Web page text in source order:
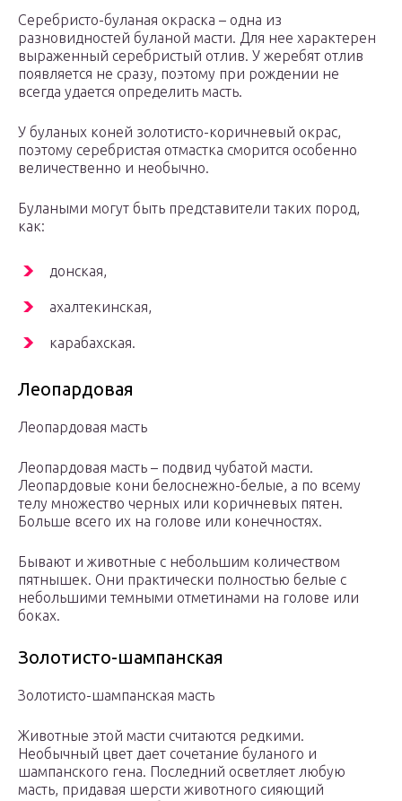
Серебристо-буланая окраска – одна из
разновидностей буланой масти. Для нее характерен
выраженный серебристый отлив. У жеребят отлив
появляется не сразу, поэтому при рождении не
всегда удается определить масть.
У буланых коней золотисто-коричневый окрас,
поэтому серебристая отмастка сморится особенно
величественно и необычно.
Булаными могут быть представители таких пород,
как:
донская,
ахалтекинская,
карабахская.
Леопардовая
Леопардовая масть
Леопардовая масть – подвид чубатой масти.
Леопардовые кони белоснежно-белые, а по всему
телу множество черных или коричневых пятен.
Больше всего их на голове или конечностях.
Бывают и животные с небольшим количеством
пятнышек. Они практически полностью белые с
небольшими темными отметинами на голове или
боках.
Золотисто-шампанская
Золотисто-шампанская масть
Животные этой масти считаются редкими.
Необычный цвет дает сочетание буланого и
шампанского гена. Последний осветляет любую
масть, придавая шерсти животного сияющий